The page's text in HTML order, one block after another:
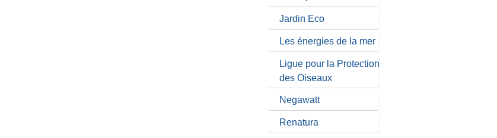
Jardin Eco
Les énergies de la mer
Ligue pour la Protection
des Oiseaux
Negawatt
Renatura